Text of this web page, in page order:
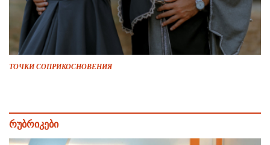
ТОЧКИ СОПРИКОСНОВЕНИЯ
რუბრიკები